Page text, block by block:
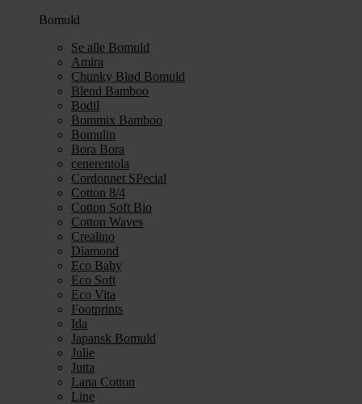
Bomuld
Se alle Bomuld
Amira
Chunky Blød Bomuld
Blend Bamboo
Bodil
Bommix Bamboo
Bomulin
Bora Bora
cenerentola
Cordonnet SPecial
Cotton 8/4
Cotton Soft Bio
Cotton Waves
Crealino
Diamond
Eco Baby
Eco Soft
Eco Vita
Footprints
Ida
Japansk Bomuld
Julie
Jutta
Lana Cotton
Line